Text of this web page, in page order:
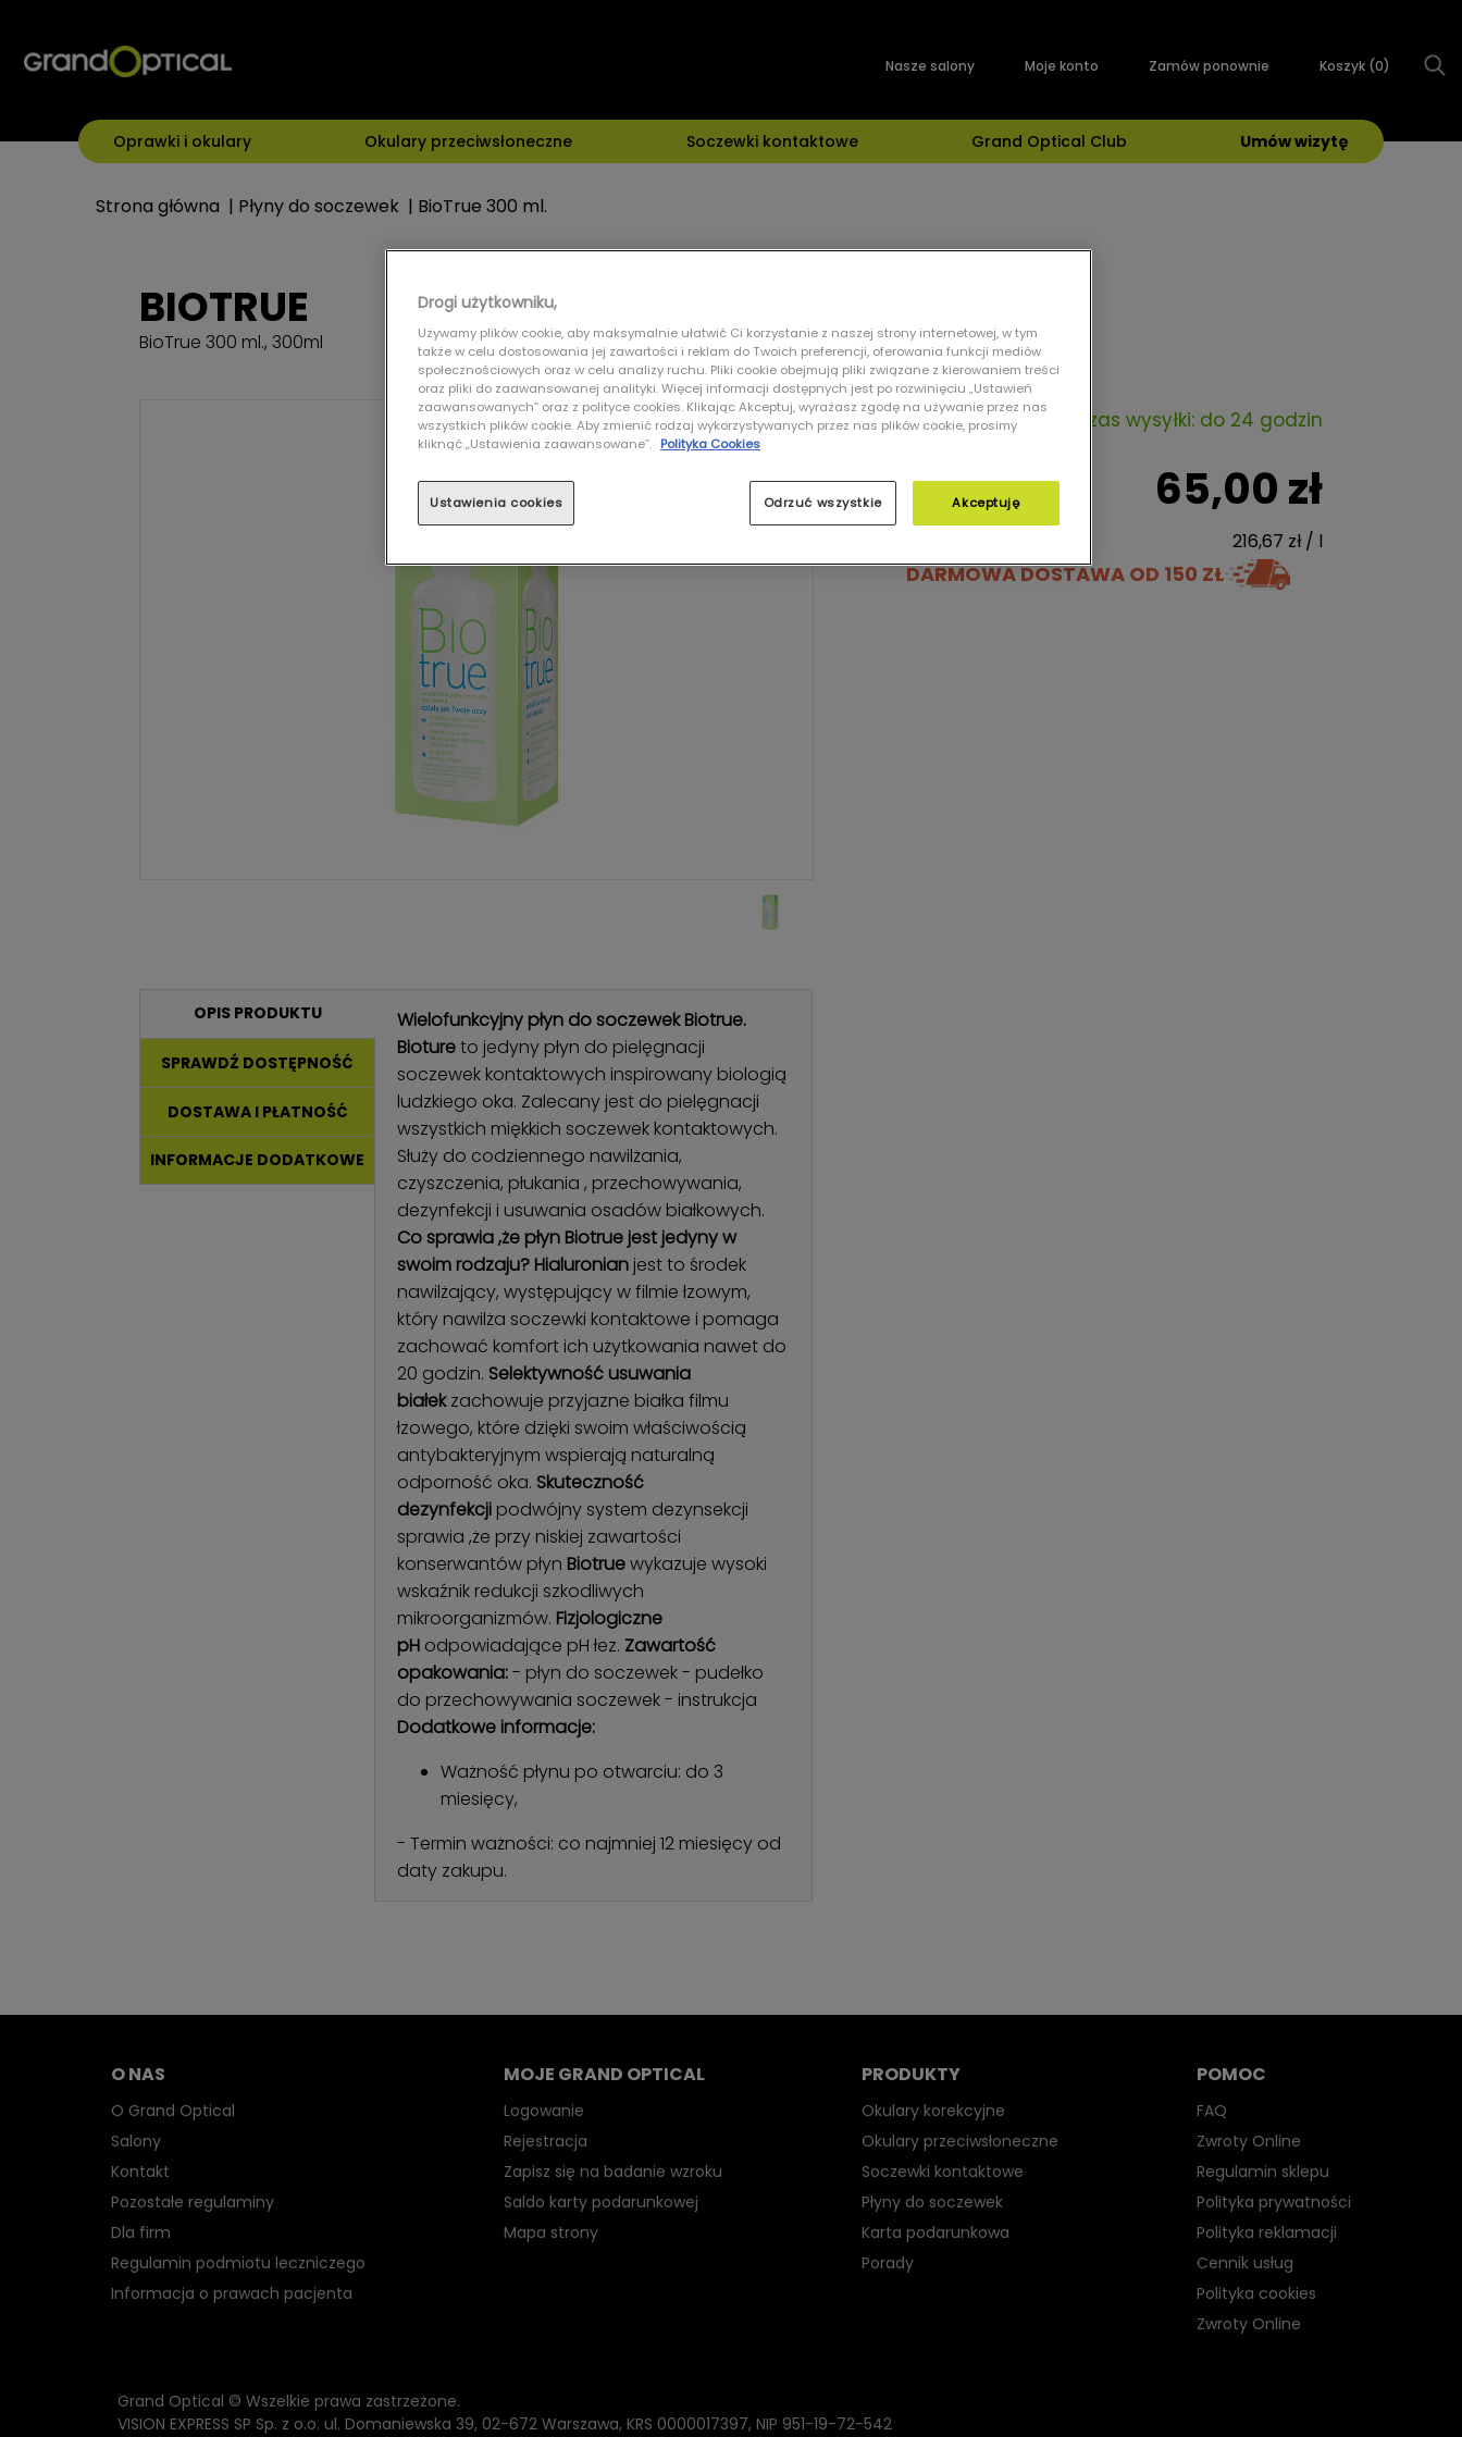
Nasze salony Moje konto Zamów ponownie Koszyk (0)
Oprawki i okulary Okulary przeciwsłoneczne Soczewki kontaktowe Grand Optical Club Umów wizytę
Strona główna | Płyny do soczewek | BioTrue 300 ml.
BIOTRUE
BioTrue 300 ml., 300ml 100ml 300ml
Czas wysyłki: do 24 godzin
65,00 zł
216,67 zł / l
DARMOWA DOSTAWA OD 150 ZŁ
OPIS PRODUKTU
SPRAWDŹ DOSTĘPNOŚĆ
DOSTAWA I PŁATNOŚĆ
INFORMACJE DODATKOWE
Wielofunkcyjny płyn do soczewek Biotrue.
Biotureto jedyny płyn do pielęgnacji
soczewek kontaktowych inspirowany biologią
ludzkiego oka. Zalecany jest do pielęgnacji
wszystkich miękkich soczewek kontaktowych.
Służy do codziennego nawilżania,
czyszczenia, płukania , przechowywania,
dezynfekcji i usuwania osadów białkowych.
Co sprawia ,że płyn Biotrue jest jedyny w
swoim rodzaju?Hialuronianjest to środek
nawilżający, występujący w filmie łzowym,
który nawilża soczewki kontaktowe i pomaga
zachować komfort ich użytkowania nawet do
20 godzin. Selektywność usuwania
białekzachowuje przyjazne białka filmu
łzowego, które dzięki swoim właściwością
antybakteryjnym wspierają naturalną
odporność oka. Skuteczność
dezynfekcjipodwójny system dezynsekcji
sprawia ,że przy niskiej zawartości
konserwantów płyn Biotruewykazuje wysoki
wskaźnik redukcji szkodliwych
mikroorganizmów.Fizjologiczne
pH odpowiadające pH łez. Zawartość
opakowania:- płyn do soczewek - pudełko
do przechowywania soczewek - instrukcja
Dodatkowe informacje:
Ważność płynu po otwarciu: do 3
miesięcy,
- Termin ważności: co najmniej 12 miesięcy od
daty zakupu.
O NAS
O Grand Optical
Salony
Kontakt
Pozostałe regulaminy
Dla firm
Regulamin podmiotu leczniczego
Informacja o prawach pacjenta
MOJE GRAND OPTICAL
Logowanie
Rejestracja
Zapisz się na badanie wzroku
Saldo karty podarunkowej
Mapa strony
PRODUKTY
Okulary korekcyjne
Okulary przeciwsłoneczne
Soczewki kontaktowe
Płyny do soczewek
Karta podarunkowa
Porady
POMOC
FAQ
Zwroty Online
Regulamin sklepu
Polityka prywatności
Polityka reklamacji
Cennik usług
Polityka cookies
Zwroty Online
Grand Optical © Wszelkie prawa zastrzeżone.
VISION EXPRESS SP Sp. z o.o. ul. Domaniewska 39, 02-672 Warszawa, KRS 0000017397, NIP 951-19-72-542
Drogi użytkowniku,
Używamy plików cookie, aby maksymalnie ułatwić Ci korzystanie z naszej strony internetowej, w tym
także w celu dostosowania jej zawartości i reklam do Twoich preferencji, oferowania funkcji mediów
społecznościowych oraz w celu analizy ruchu. Pliki cookie obejmują pliki związane z kierowaniem treści
oraz pliki do zaawansowanej analityki. Więcej informacji dostępnych jest po rozwinięciu „Ustawień
zaawansowanych” oraz z polityce cookies. Klikając Akceptuj, wyrażasz zgodę na używanie przez nas
wszystkich plików cookie. Aby zmienić rodzaj wykorzystywanych przez nas plików cookie, prosimy
kliknąć „Ustawienia zaawansowane”. Polityka Cookies
Ustawienia cookies Odrzuć wszystkie Akceptuję